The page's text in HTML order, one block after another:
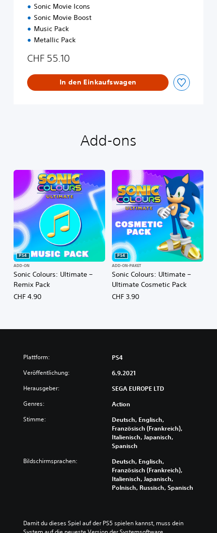
Sonic Movie Icons
Sonic Movie Boost
Music Pack
Metallic Pack
CHF 55.10
In den Einkaufswagen
Add-ons
Sonic Colours: Ultimate –
Remix Pack
PS4
ADD-ON
CHF 4.90
Sonic Colours: Ultimate –
Ultimate Cosmetic Pack
PS4
ADD-ON-PAKET
CHF 3.90
Plattform: PS4
Veröffentlichung: 6.9.2021
Herausgeber: SEGA EUROPE LTD
Genres: Action
Stimme:
Deutsch, Englisch,
Französisch (Frankreich),
Italienisch, Japanisch,
Spanisch
Bildschirmsprachen:
Deutsch, Englisch,
Französisch (Frankreich),
Italienisch, Japanisch,
Polnisch, Russisch, Spanisch
Damit du dieses Spiel auf der PS5 spielen kannst, muss dein